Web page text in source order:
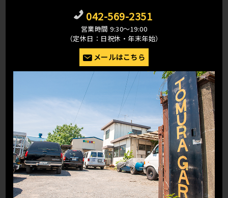
042-569-2351
営業時間 9:30〜19:00
（定休日：日祝休・年末年始）
メールはこちら